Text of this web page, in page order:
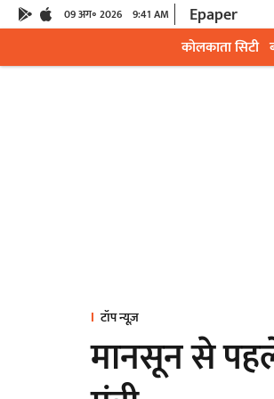
09 अग॰ 2026 9:41 AM Epaper
कोलकाता सिटी
टॉप न्यूज़
मानसून से